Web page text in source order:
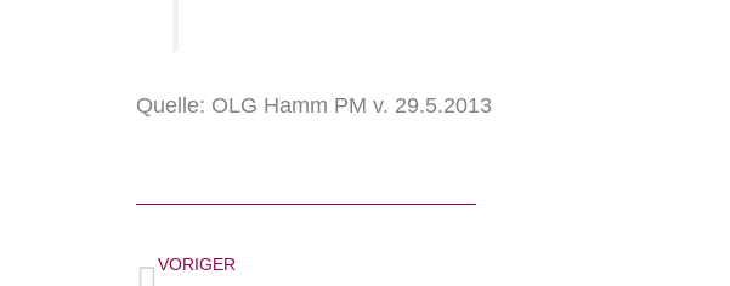
Quelle: OLG Hamm PM v. 29.5.2013
Zurück
VORIGER